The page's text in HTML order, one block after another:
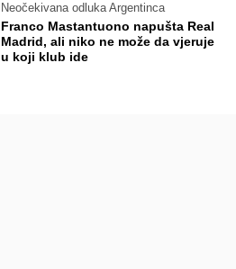
Neočekivana odluka Argentinca
Franco Mastantuono napušta Real
Madrid, ali niko ne može da vjeruje
u koji klub ide